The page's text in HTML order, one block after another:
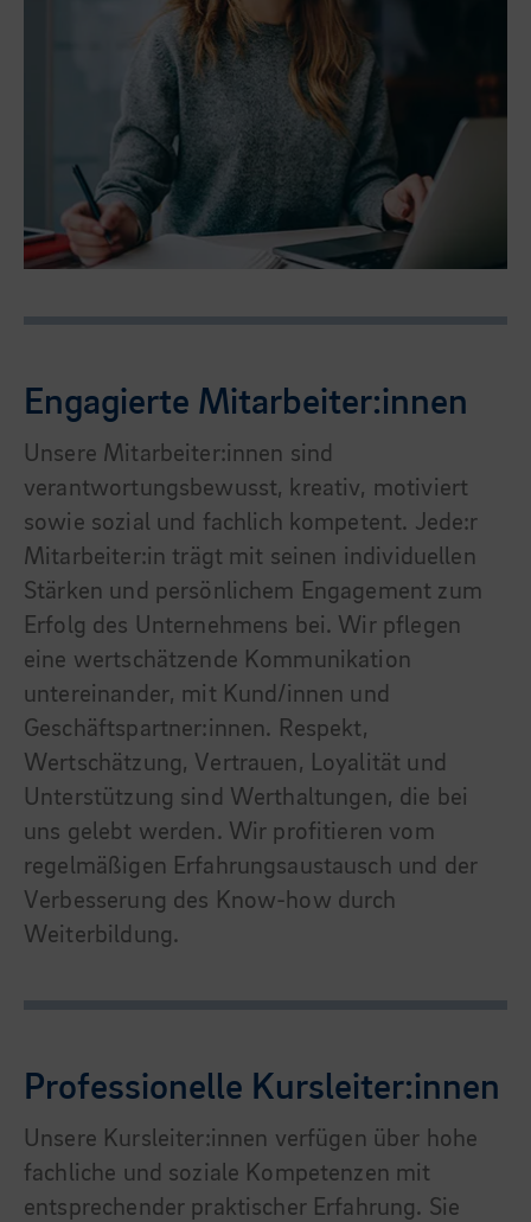
Engagierte Mitarbeiter:innen
Unsere Mitarbeiter:innen sind
verantwortungsbewusst, kreativ, motiviert
sowie sozial und fachlich kompetent. Jede:r
Mitarbeiter:in trägt mit seinen individuellen
Stärken und persönlichem Engagement zum
Erfolg des Unternehmens bei. Wir pflegen
eine wertschätzende Kommunikation
untereinander, mit Kund/innen und
Geschäftspartner:innen. Respekt,
Wertschätzung, Vertrauen, Loyalität und
Unterstützung sind Werthaltungen, die bei
uns gelebt werden. Wir profitieren vom
regelmäßigen Erfahrungsaustausch und der
Verbesserung des Know-how durch
Weiterbildung.
Professionelle Kursleiter:innen
Unsere Kursleiter:innen verfügen über hohe
fachliche und soziale Kompetenzen mit
entsprechender praktischer Erfahrung. Sie